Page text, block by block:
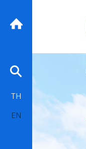
to
content
TH
EN